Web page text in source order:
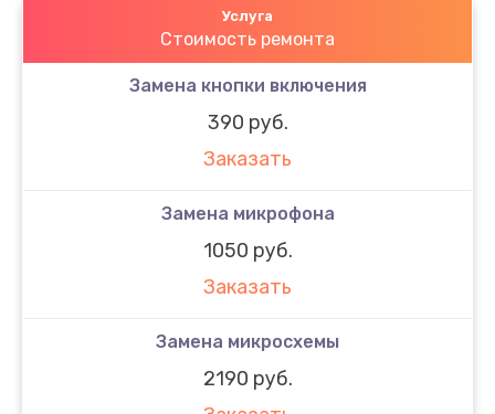
Услуга
Стоимость ремонта
Замена кнопки включения
390 руб.
Заказать
Замена микрофона
1050 руб.
Заказать
Замена микросхемы
2190 руб.